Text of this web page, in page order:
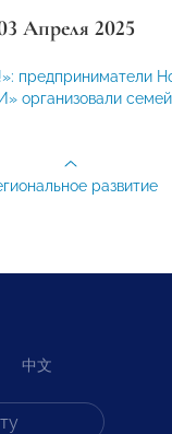
Апреля 2025
предприниматели
развитие
中文